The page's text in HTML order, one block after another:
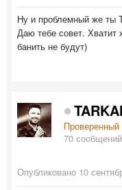
Ну и проблемный же ты
Даю тебе совет. Хватит
банить не будут)
Проверенный
70 сообщений
Опубликовано 10